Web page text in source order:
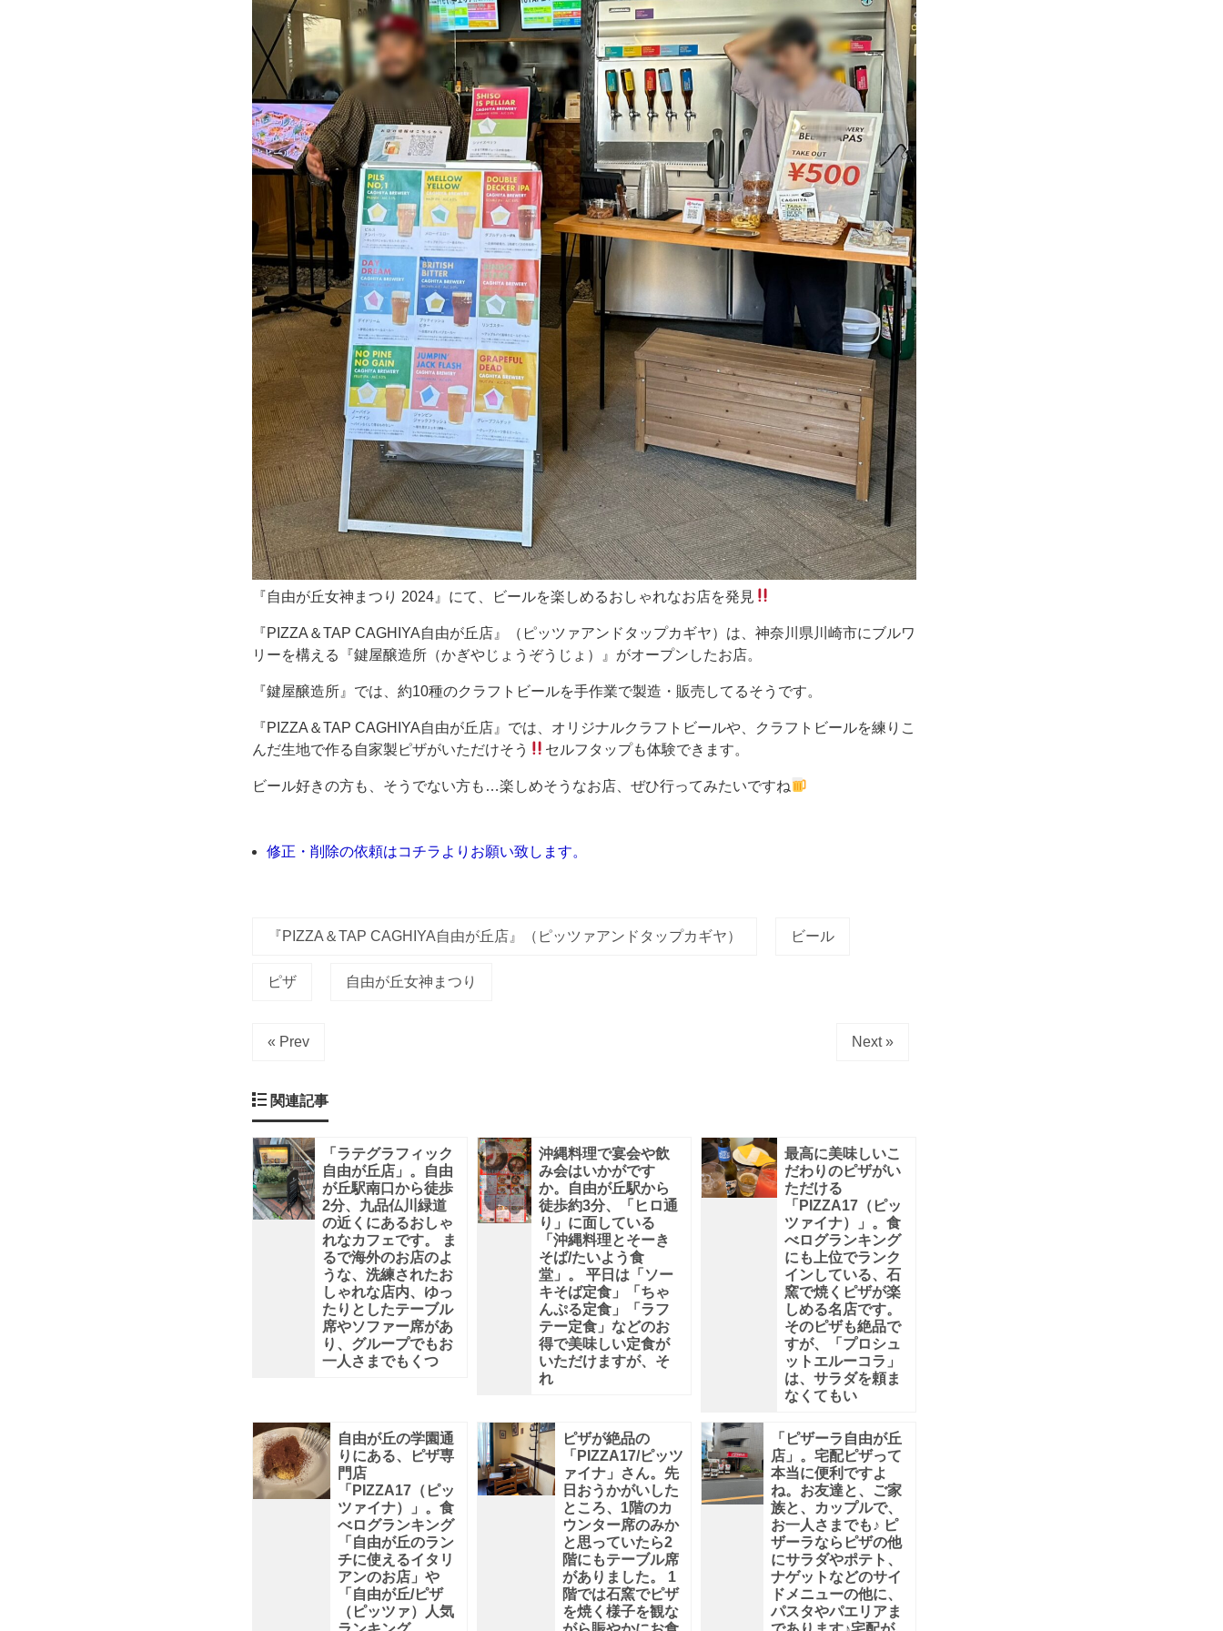
神
ま
つ
り
2024』
に
て、
ビ
ー
ル
を
楽
し
め
る
お
し
ゃ
な
店
を
発
『PIZZA
＆
CAGHIYA
が
丘
店』
『自由が丘女神まつり 2024』にて、ビールを楽しめるおしゃれなお店を発見
『PIZZA＆TAP CAGHIYA自由が丘店』（ピッツァアンドタップカギヤ）は、神奈川県川崎市にブルワ
リーを構える『鍵屋醸造所（かぎやじょうぞうじょ）』がオープンしたお店。
『鍵屋醸造所』では、約10種のクラフトビールを手作業で製造・販売してるそうです。
『PIZZA＆TAP CAGHIYA自由が丘店』では、オリジナルクラフトビールや、クラフトビールを練りこ
んだ生地で作る自家製ピザがいただけそう
セルフタップも体験できます。
ビール好きの方も、そうでない方も…楽しめそうなお店、ぜひ行ってみたいですね
修正・削除の依頼はコチラよりお願い致します。
『PIZZA＆TAP CAGHIYA自由が丘店』（ピッツァアンドタップカギヤ） ビール
ピザ 自由が丘女神まつり
« Prev Next »
関連記事
「ラテグラフィック
自由が丘店」。自由
が丘駅南口から徒歩
2分、九品仏川緑道
の近くにあるおしゃ
れなカフェです。 ま
るで海外のお店のよ
うな、洗練されたお
しゃれな店内、ゆっ
たりとしたテーブル
席やソファー席があ
り、グループでもお
一人さまでもくつ
沖縄料理で宴会や飲
み会はいかがです
か。自由が丘駅から
徒歩約3分、「ヒロ通
り」に面している
「沖縄料理とそーき
そば/たいよう食
堂」。 平日は「ソー
キそば定食」「ちゃ
んぷる定食」「ラフ
テー定食」などのお
得で美味しい定食が
いただけますが、そ
れ
最高に美味しいこ
だわりのピザがい
ただける
「PIZZA17（ピッ
ツァイナ）」。食
べログランキング
にも上位でランク
インしている、石
窯で焼くピザが楽
しめる名店です。
そのピザも絶品で
すが、「プロシュ
ットエルーコラ」
は、サラダを頼ま
なくてもい
自由が丘の学園通
りにある、ピザ専
門店
「PIZZA17（ピッ
ツァイナ）」。食
べログランキング
「自由が丘のラン
チに使えるイタリ
アンのお店」や
「自由が丘/ピザ
（ピッツァ）人気
ピザが絶品の
「PIZZA17/ピッツ
ァイナ」さん。先
日おうかがいした
ところ、1階のカ
ウンター席のみか
と思っていたら2
階にもテーブル席
がありました。 1
階では石窯でピザ
を焼く様子を観な
「ピザーラ自由が丘
店」。宅配ピザって
本当に便利ですよ
ね。お友達と、ご家
族と、カップルで、
お一人さまでも♪ ピ
ザーラならピザの他
にサラダやポテト、
ナゲットなどのサイ
ドメニューの他に、
パスタやパエリアま